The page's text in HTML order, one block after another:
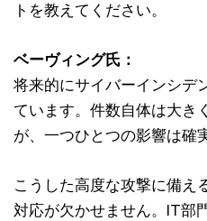
トを教えてください。
ベーヴィング氏：
将来的にサイバーインシデ
ています。件数自体は大き
が、一つひとつの影響は確
こうした高度な攻撃に備え
対応が欠かせません。IT部